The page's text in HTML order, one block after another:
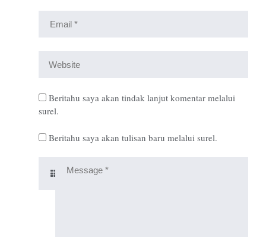
Beritahu saya akan tindak lanjut komentar melalui
surel.
Beritahu saya akan tulisan baru melalui surel.